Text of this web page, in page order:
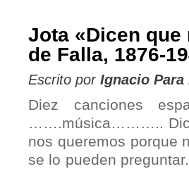
Jota «Dicen que
de Falla, 1876-
Escrito por Ignacio Para
Diez canciones
…….música………..
nos queremos porque
se lo pueden